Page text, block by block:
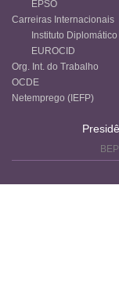
EPSO
Carreiras Internacionais
Instituto Diplomático
EUROCID
Org. Int. do Trabalho
OCDE
Netemprego (IEFP)